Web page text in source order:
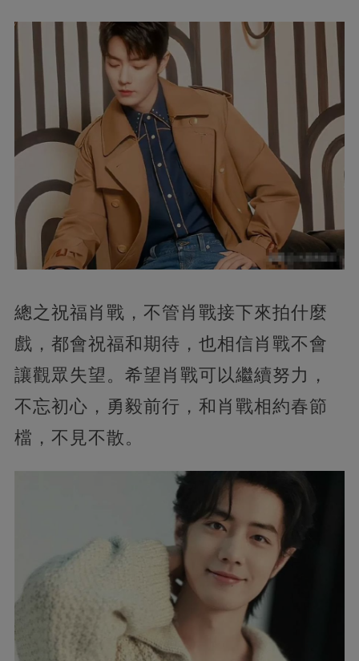
總之祝福肖戰，不管肖戰接下來拍什麼
戲，都會祝福和期待，也相信肖戰不會
讓觀眾失望。希望肖戰可以繼續努力，
不忘初心，勇毅前行，和肖戰相約春節
檔，不見不散。